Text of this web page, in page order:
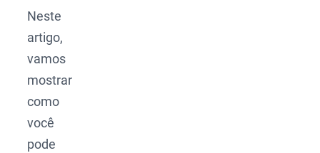
Neste
artigo,
vamos
mostrar
como
você
pode